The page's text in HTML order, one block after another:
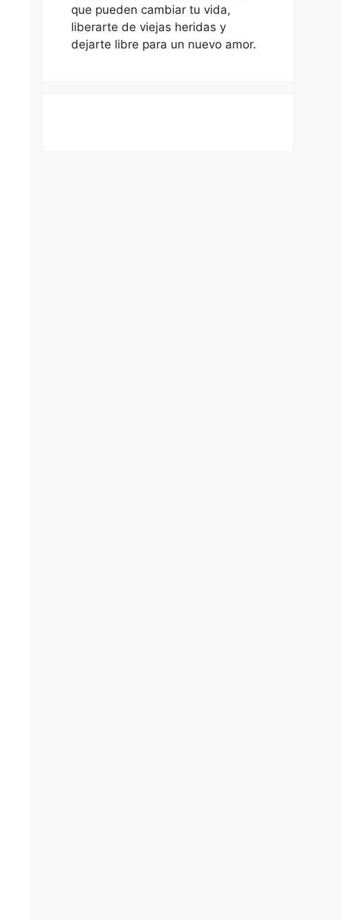
que pueden cambiar tu vida,
liberarte de viejas heridas y
dejarte libre para un nuevo amor.